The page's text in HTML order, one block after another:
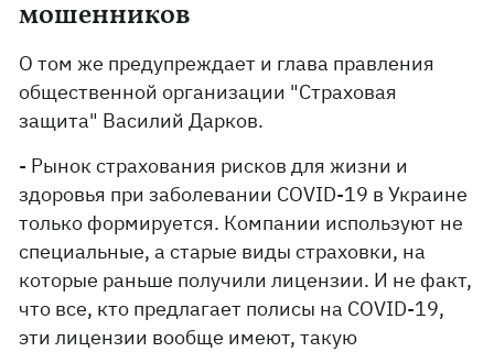
мошенников
О том же предупреждает и глава правления
общественной организации "Страховая
защита" Василий Дарков.
- Рынок страхования рисков для жизни и
здоровья при заболевании COVID-19 в Украине
только формируется. Компании используют не
специальные, а старые виды страховки, на
которые раньше получили лицензии. И не факт,
что все, кто предлагает полисы на COVID-19,
эти лицензии вообще имеют, такую